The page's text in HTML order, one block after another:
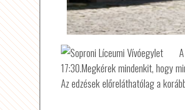
17:30.Megkérek mindenkit, hogy
Az edzések előreláthatólag a